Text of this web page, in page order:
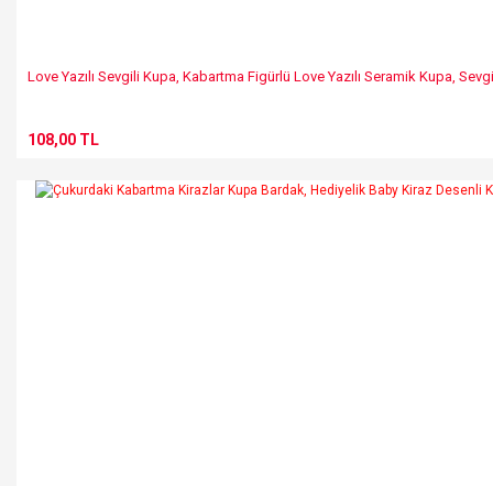
Love Yazılı Sevgili Kupa, Kabartma Figürlü Love Yazılı Seramik Kupa,
108,00 TL